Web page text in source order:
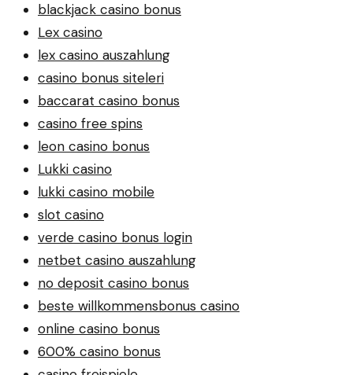
blackjack casino bonus
Lex casino
lex casino auszahlung
casino bonus siteleri
baccarat casino bonus
casino free spins
leon casino bonus
Lukki casino
lukki casino mobile
slot casino
verde casino bonus login
netbet casino auszahlung
no deposit casino bonus
beste willkommensbonus casino
online casino bonus
600% casino bonus